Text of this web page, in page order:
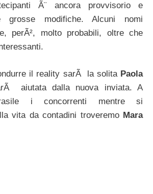
Ã¨ ancora provvisorio e
grosse modifiche. Alcuni nomi
perÃ², molto probabili, oltre che
il reality sarÃ la solita Paola
aiutata dalla nuova inviata. A
i concorrenti mentre si
vita da contadini troveremo Mara